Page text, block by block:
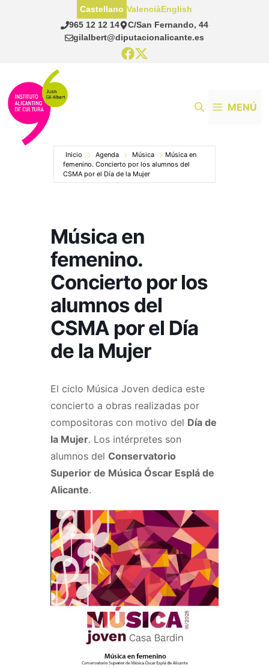
965 12 12 14
C/San Fernando, 44
gilalbert@diputacionalicante.es
Castellano ValenciàEnglish
MENÚ
Inicio Agenda Música
Música en
femenino. Concierto por los alumnos del
CSMA por el Día de la Mujer
Música en
femenino.
Concierto por los
alumnos del
CSMA por el Día
de la Mujer
El ciclo Música Joven dedica este
concierto a obras realizadas por
compositoras con motivo del Día de
la Mujer. Los intérpretes son
alumnos del Conservatorio
Superior de Música Óscar Esplá de
Alicante.